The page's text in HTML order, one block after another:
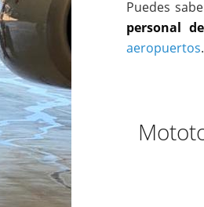
Puedes
personal
aeropuertos.